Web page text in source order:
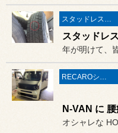
スタッドレスタイヤ 「BLIZZAK」
RECAROシート